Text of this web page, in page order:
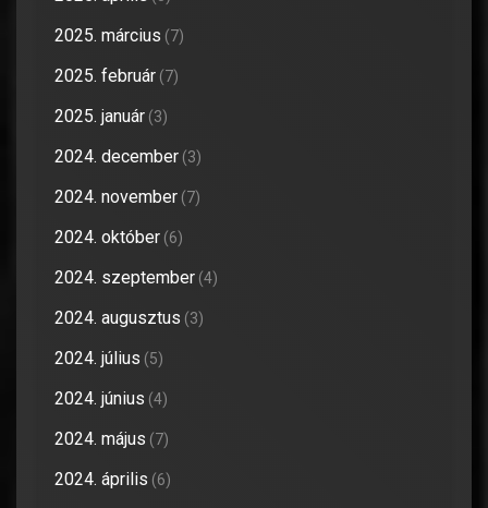
2025. március (7)
2025. február (7)
2025. január (3)
2024. december (3)
2024. november (7)
2024. október (6)
2024. szeptember (4)
2024. augusztus (3)
2024. július (5)
2024. június (4)
2024. május (7)
2024. április (6)